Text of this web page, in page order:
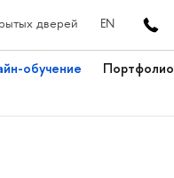
дверей EN
обучение Портфолио